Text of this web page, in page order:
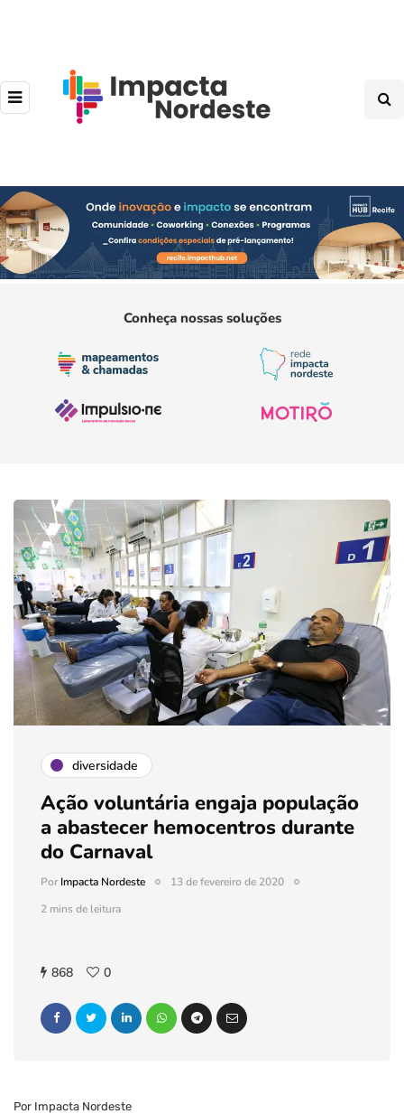
Conheça nossas soluções
diversidade
Ação voluntária engaja população
a abastecer hemocentros durante
do Carnaval
PorImpacta Nordeste
13 de fevereiro de 2020
2 mins de leitura
868 0
Por Impacta Nordeste